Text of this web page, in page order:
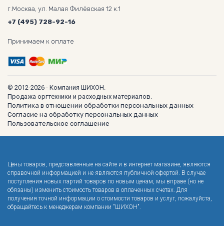
г.Москва, ул. Малая Филёвская 12 к.1
+7 (495) 728-92-16
Принимаем к оплате
© 2012-2026 - Компания ШИХОН.
Продажа оргтехники и расходных материалов.
Политика в отношении обработки персональных данных
Согласие на обработку персональных данных
Пользовательское соглашение
Цены товаров, представленные на сайте и в интернет магазине, являются
справочной информацией и не являются публичной офертой. В случае
поступления новых партий товаров по новым ценам, мы вправе (но не
обязаны) изменить стоимость товаров в оплаченных счетах. Для
получения точной информации о стоимости товаров и услуг, пожалуйста,
обращайтесь к менеджерам компании "ШИХОН".